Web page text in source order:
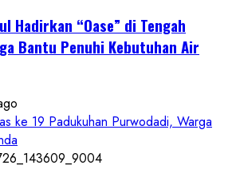
Hadirkan “Oase” di Tengah
Bantu Penuhi Kebutuhan Air
ke 19 Padukuhan Purwodadi, Warga